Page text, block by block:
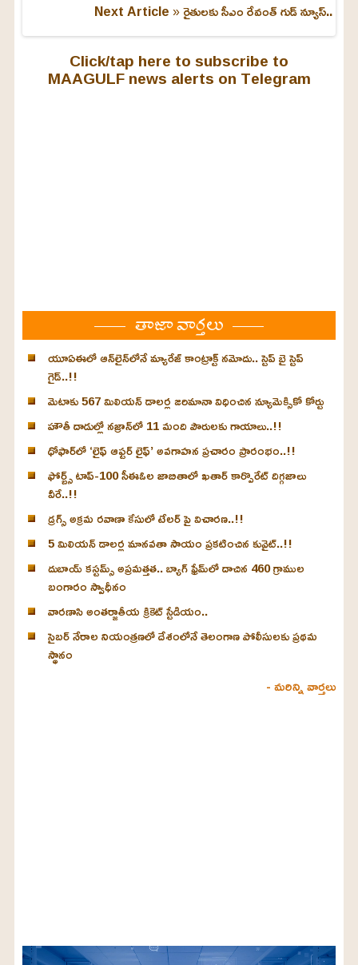
Next Article »రైతులకు సీఎం రేవంత్ గుడ్ న్యూస్..
Click/tap here to subscribe to
MAAGULF news alerts on Telegram
తాజా వార్తలు
యూఏఈలో ఆన్‌లైన్‌లోనే మ్యారేజ్ కాంట్రాక్ట్ నమోదు.. స్టెప్ బై స్టెప్
గైడ్..!!
మెటాకు 567 మిలియన్ డాలర్ల జరిమానా విధించిన న్యూమెక్సికో కోర్టు
హౌతీ దాడుల్లో నజ్రాన్‌లో 11 మంది పౌరులకు గాయాలు..!!
ధోఫార్‌లో ‘లైఫ్ ఆఫ్టర్ లైఫ్’ అవగాహన ప్రచారం ప్రారంభం..!!
ఫోర్బ్స్ టాప్-100 సీఈఓల జాబితాలో ఖతార్‌ కార్పొరేట్ దిగ్గజాలు
వీరే..!!
డ్రగ్స్ అక్రమ రవాణా కేసులో టేలర్ పై విచారణ..!!
5 మిలియన్ డాలర్ల మానవతా సాయం ప్రకటించిన కువైట్..!!
దుబాయ్ కస్టమ్స్ అప్రమత్తత.. బ్యాగ్ ఫ్రేమ్‌లో దాచిన 460 గ్రాముల
బంగారం స్వాధీనం
వారణాసి అంతర్జాతీయ క్రికెట్ స్టేడియం..
సైబర్ నేరాల నియంత్రణలో దేశంలోనే తెలంగాణ పోలీసులకు ప్రథమ
స్థానం
- మరిన్ని వార్తలు